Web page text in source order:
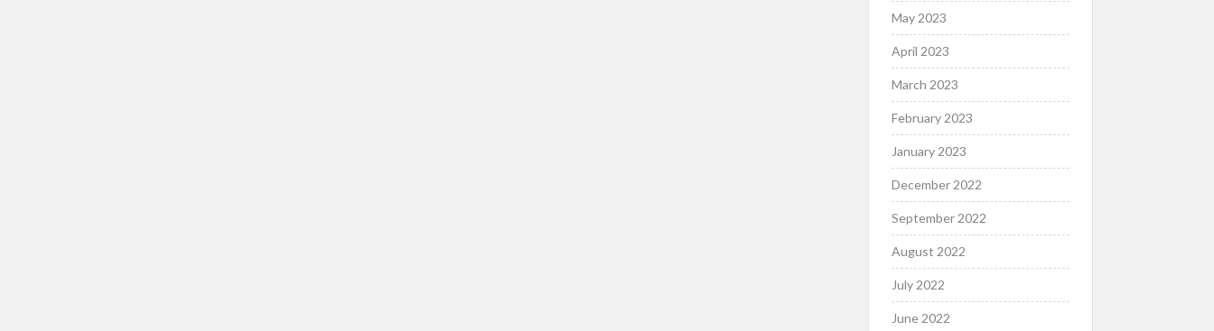
May 2023
April 2023
March 2023
February 2023
January 2023
December 2022
September 2022
August 2022
July 2022
June 2022